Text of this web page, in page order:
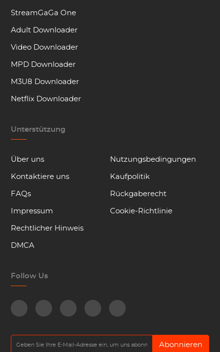
StreamGaGa One
Adult Downloader
Video Downloader
MPD Downloader
M3U8 Downloader
Netflix Downloader
Unterstützung
Über uns
Kontaktiere uns
FAQs
Impressum
Rechtlicher Hinweis
DMCA
Nutzungsbedingungen
Kaufpolitik
Rückgaberecht
Cookie-Richtlinie
Follow Us
Abonnieren